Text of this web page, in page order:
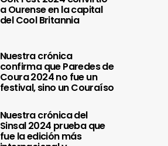
a Ourense en la capital
del Cool Britannia
Nuestra crónica
confirma que Paredes de
Coura 2024 no fue un
festival, sino un Couraíso
Nuestra crónica del
Sinsal 2024 prueba que
fue la edición más